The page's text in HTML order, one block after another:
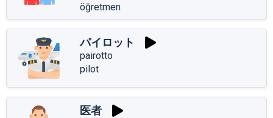
öğretmen
パイロット
pairotto
pilot
医者